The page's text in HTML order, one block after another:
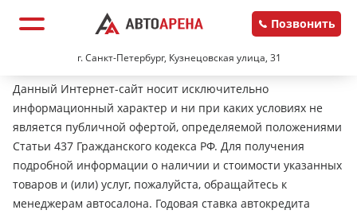
г. Санкт-Петербург, Кузнецовская улица, 31
Позвонить
Данный Интернет-сайт носит исключительно
информационный характер и ни при каких условиях не
является публичной офертой, определяемой положениями
Статьи 437 Гражданского кодекса РФ. Для получения
подробной информации о наличии и стоимости указанных
товаров и (или) услуг, пожалуйста, обращайтесь к
менеджерам автосалона. Годовая ставка автокредита